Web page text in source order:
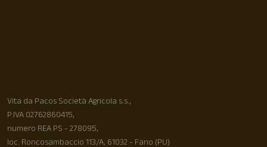
Vita da Pacos Società Agricola s.s.,
P.IVA 02762860415,
numero REA PS - 278095,
loc. Roncosambaccio 113/A, 61032 - Fano (PU)